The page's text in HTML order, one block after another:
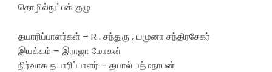
தொழில்நுட்பக் குழு
தயாரிப்பாளர்கள் – R . சந்துரு , யமுனா சந்திரசேகர்
இயக்கம் – இராஜா மோகன்
நிர்வாக தயாரிப்பாளர் – தயால் பத்மநாபன்